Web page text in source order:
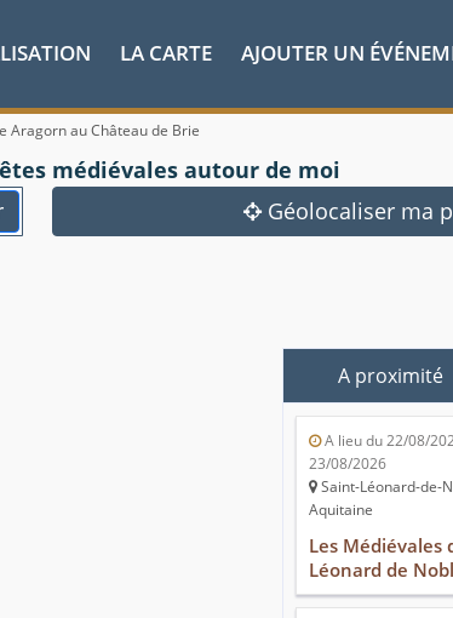
LA CARTE AJOUTER UN
Aragorn au Château de Brie
médiévales autour de moi
Géolocaliser ma
A proximité
A lieu du 22/08/
23/08/2026
Saint-Léonard-de-
Aquitaine
Les Médiévales
Léonard de